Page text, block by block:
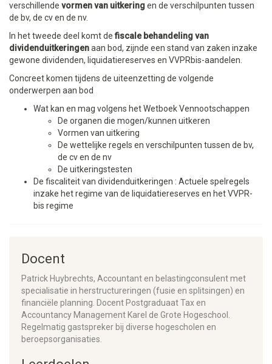
verschillende vormen van uitkeringen de verschilpunten tussen
de bv, de cv en de nv.
In het tweede deel komt defiscale behandeling van
dividenduitkeringenaan bod, zijnde een stand van zaken inzake
gewone dividenden, liquidatiereserves en VVPRbis-aandelen.
Concreet komen tijdens de uiteenzetting de volgende
onderwerpen aan bod
Wat kan en mag volgens het Wetboek Vennootschappen
De organen die mogen/kunnen uitkeren
Vormen van uitkering
De wettelijke regels en verschilpunten tussen de bv,
de cv en de nv
De uitkeringstesten
De fiscaliteit van dividenduitkeringen : Actuele spelregels
inzake het regime van de liquidatiereserves en het VVPR-
bis regime
Docent
Patrick Huybrechts, Accountant en belastingconsulent met
specialisatie in herstructureringen (fusie en splitsingen) en
financiële planning. Docent Postgraduaat Tax en
Accountancy Management Karel de Grote Hogeschool.
Regelmatig gastspreker bij diverse hogescholen en
beroepsorganisaties.